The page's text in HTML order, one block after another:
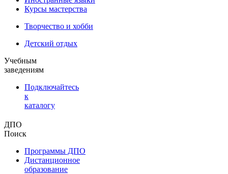
Курсы мастерства
Творчество и хобби
Детский отдых
Учебным
заведениям
Подключайтесь
к
каталогу
ДПО
Поиск
Программы ДПО
Дистанционное
образование